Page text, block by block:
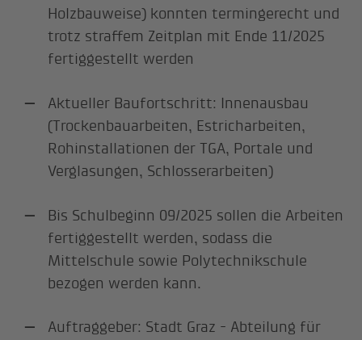
Holzbauweise) konnten termingerecht und
trotz straffem Zeitplan mit Ende 11/2025
fertiggestellt werden
Aktueller Baufortschritt: Innenausbau
(Trockenbauarbeiten, Estricharbeiten,
Rohinstallationen der TGA, Portale und
Verglasungen, Schlosserarbeiten)
Bis Schulbeginn 09/2025 sollen die Arbeiten
fertiggestellt werden, sodass die
Mittelschule sowie Polytechnikschule
bezogen werden kann.
Auftraggeber: Stadt Graz - Abteilung für